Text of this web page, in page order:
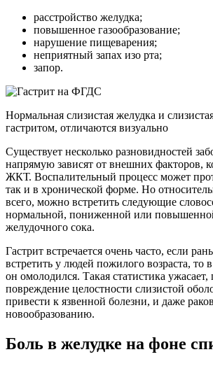
расстройство желудка;
повышенное газообразование;
нарушение пищеварения;
неприятный запах изо рта;
запор.
Нормальная слизистая желудка и
гастритом, отличаются визуально
Существует несколько разновидностей
напрямую зависят от внешних факторов,
ЖКТ. Воспалительный процесс может
так и в хронической форме. Но
всего, можно встретить следующие
нормальной, пониженной или
желудочного сока.
Гастрит встречается очень часто, если
встретить у людей пожилого возраста, то
он омолодился. Такая статистика ужасает,
повреждение целостности слизистой
привести к язвенной болезни, и даже
новообразованию.
Боль в желудке на фоне